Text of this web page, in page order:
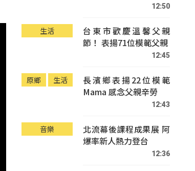
12:50
生活
台東市歡慶溫馨父親
節！ 表揚71位模範父親
12:45
原鄉 生活
長濱鄉表揚22位模範
Mama 感念父親辛勞
12:43
音樂
北流幕後課程成果展 阿
爆率新人熱力登台
12:36